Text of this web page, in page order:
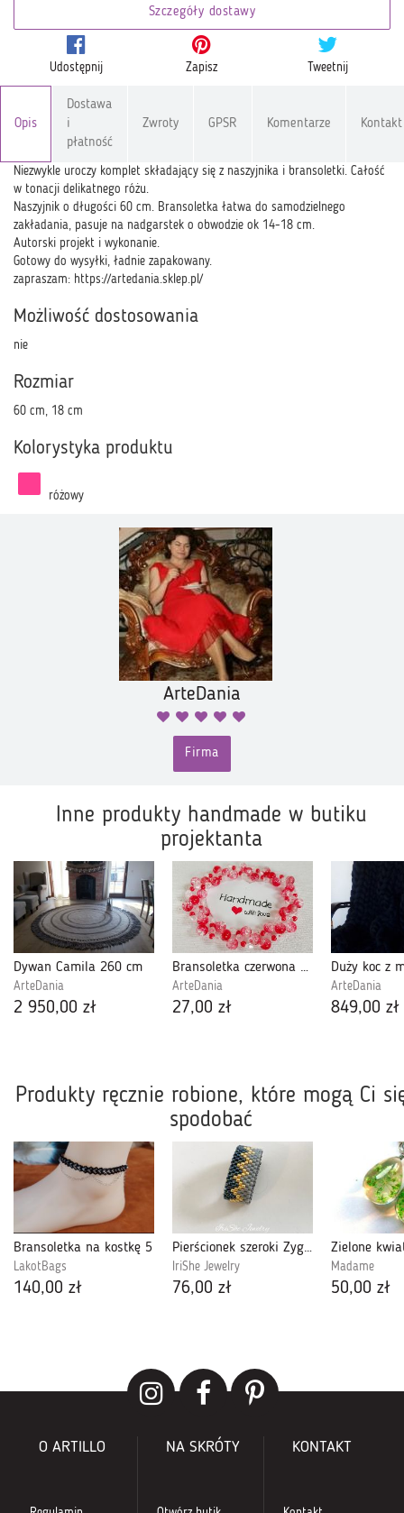
Szczegóły dostawy
Udostępnij Zapisz Tweetnij
Opis
Dostawa
i
płatność
Zwroty GPSR Komentarze Kontakt
Niezwykle uroczy komplet składający się z naszyjnika i bransoletki. Całość
w tonacji delikatnego różu.
Naszyjnik o długości 60 cm. Bransoletka łatwa do samodzielnego
zakładania, pasuje na nadgarstek o obwodzie ok 14-18 cm.
Autorski projekt i wykonanie.
Gotowy do wysyłki, ładnie zapakowany.
zapraszam: https://artedania.sklep.pl/
Możliwość dostosowania
nie
Rozmiar
60 cm, 18 cm
Kolorystyka produktu
różowy
ArteDania
Firma
Inne produkty handmade w butiku
projektanta
Dywan Camila 260 cm
ArteDania
2 950,00 zł
Bransoletka czerwona z kryształkami
ArteDania
27,00 zł
ArteDania
849,00 zł
Produkty ręcznie robione, które mogą Ci
spodobać
Bransoletka na kostkę 5
LakotBags
140,00 zł
Pierścionek szeroki Zygzak z koralików Miyuki, szary złoty, handmade
IriShe Jewelry
76,00 zł
Madame
50,00 zł
O ARTILLO NA SKRÓTY KONTAKT